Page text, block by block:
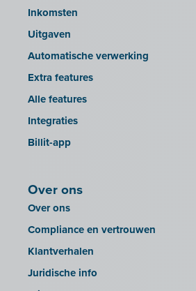
Impressto
QR-codes
Inkomsten
Uitgaven
Automatische verwerking
Extra features
Alle features
Integraties
Billit-app
Over ons
Over ons
Compliance en vertrouwen
Klantverhalen
Juridische info